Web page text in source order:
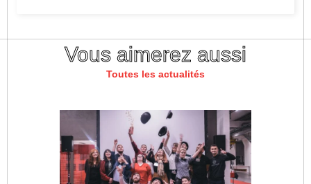
Vous aimerez aussi
Toutes les actualités